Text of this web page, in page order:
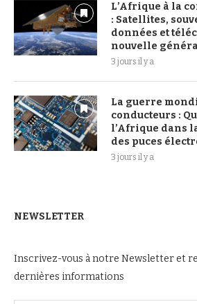
L’Afrique à la
: Satellites,
données et
nouvelle
3 jours il y a
La guerre
conducteurs :
l’Afrique dans
des puces
3 jours il y a
NEWSLETTER
Inscrivez-vous à notre Newsletter et
dernières informations